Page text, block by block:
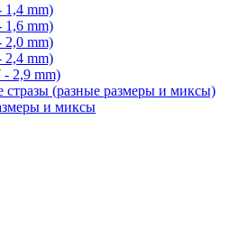
1,4 mm)
1,6 mm)
2,0 mm)
2,4 mm)
- 2,9 mm)
стразы (разные размеры и миксы)
и миксы